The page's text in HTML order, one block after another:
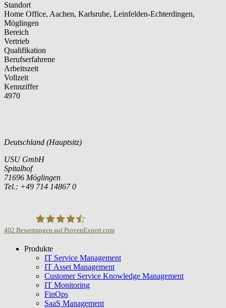
Standort
Home Office, Aachen, Karlsruhe, Leinfelden-Echterdingen,
Möglingen
Bereich
Vertrieb
Qualifikation
Berufserfahrene
Arbeitszeit
Vollzeit
Kennziffer
4970
Deutschland (Hauptsitz)
USU GmbH
Spitalhof
71696 Möglingen
Tel.: +49 714 14867 0
USU GmbH
402 Bewertungen auf ProvenExpert.com
Produkte
IT Service Management
IT Asset Management
Customer Service Knowledge Management
IT Monitoring
FinOps
SaaS Management